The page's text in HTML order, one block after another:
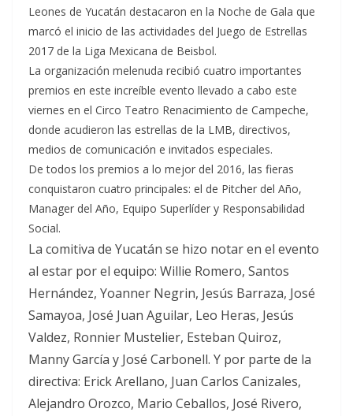
Leones de Yucatán destacaron en la Noche de Gala que
marcó el inicio de las actividades del Juego de Estrellas
2017 de la Liga Mexicana de Beisbol.
La organización melenuda recibió cuatro importantes
premios en este increíble evento llevado a cabo este
viernes en el Circo Teatro Renacimiento de Campeche,
donde acudieron las estrellas de la LMB, directivos,
medios de comunicación e invitados especiales.
De todos los premios a lo mejor del 2016, las fieras
conquistaron cuatro principales: el de Pitcher del Año,
Manager del Año, Equipo Superlíder y Responsabilidad
Social.
La comitiva de Yucatán se hizo notar en el evento
al estar por el equipo: Willie Romero, Santos
Hernández, Yoanner Negrin, Jesús Barraza, José
Samayoa, José Juan Aguilar, Leo Heras, Jesús
Valdez, Ronnier Mustelier, Esteban Quiroz,
Manny García y José Carbonell. Y por parte de la
directiva: Erick Arellano, Juan Carlos Canizales,
Alejandro Orozco, Mario Ceballos, José Rivero,